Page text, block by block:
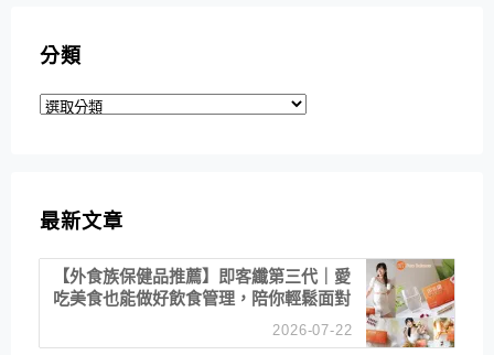
分類
分
最新文章
【外食族保健品推薦】即客纖第三代｜愛
吃美食也能做好飲食管理，陪你輕鬆面對
2026-07-22